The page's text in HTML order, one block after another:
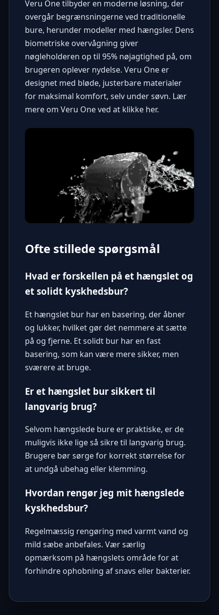
Veru Onetilbyder en moderne løsning, der
overgår begrænsningerne ved traditionelle
bure, herunder modeller med hængsler. Dens
biometriske overvågning giver
nøgleholderen op til 95% nøjagtighed på, om
brugeren oplever nydelse. Veru One er
designet med bløde, justerbare materialer
for maksimal komfort, selv under søvn. Lær
mere om Veru One ved at klikke her.
Ofte stillede spørgsmål
Hvad er forskellen på et hængslet og
et solidt kyskhedsbur?
Et hængslet bur har en basering, der åbner
og lukker, hvilket gør det nemmere at sætte
på og fjerne. Et solidt bur har en fast
basering, som kan være mere sikker, men
sværere at bruge.
Er et hængslet bur sikkert til
langvarig brug?
Selvom hængslede bure er praktiske, er de
muligvis ikke lige så sikre til langvarig brug.
Brugere bør sørge for korrekt størrelse for
at undgå ubehag eller klemming.
Hvordan rengør jeg mit hængslede
kyskhedsbur?
Regelmæssig rengøring med varmt vand og
mild sæbe anbefales. Vær særlig
opmærksom på hængslets område for at
forhindre ophobning af snavs eller bakterier.